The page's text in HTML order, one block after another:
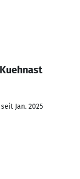
Jan. 2025